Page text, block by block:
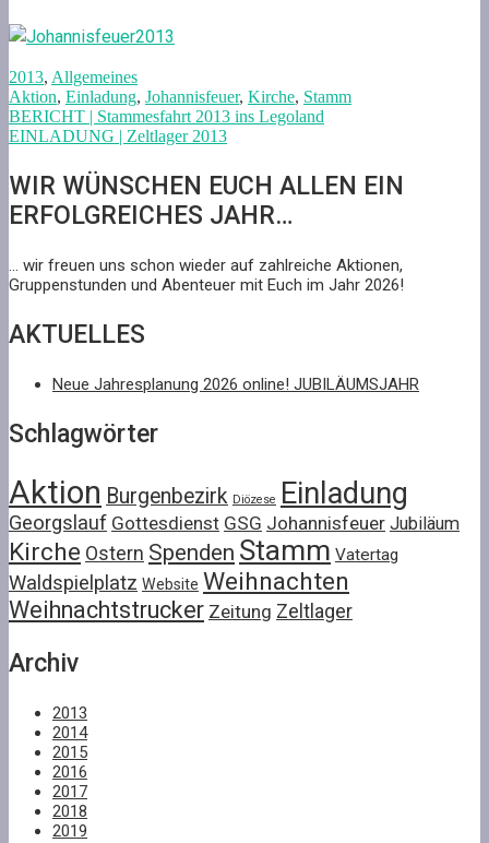
2013, Allgemeines
Aktion, Einladung, Johannisfeuer, Kirche, Stamm
BERICHT | Stammesfahrt 2013 ins Legoland
EINLADUNG | Zeltlager 2013
WIR WÜNSCHEN EUCH ALLEN EIN
ERFOLGREICHES JAHR…
... wir freuen uns schon wieder auf zahlreiche Aktionen,
Gruppenstunden und Abenteuer mit Euch im Jahr 2026!
AKTUELLES
Neue Jahresplanung 2026 online! JUBILÄUMSJAHR
Schlagwörter
Aktion Burgenbezirk Diözese Einladung
Georgslauf Gottesdienst GSG Johannisfeuer Jubiläum
Kirche Ostern Spenden Stamm Vatertag
Waldspielplatz Website Weihnachten
Weihnachtstrucker Zeitung Zeltlager
Archiv
2013
2014
2015
2016
2017
2018
2019